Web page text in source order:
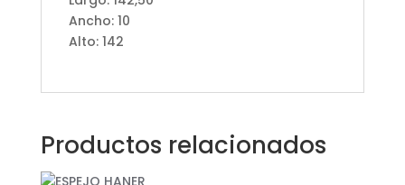
Ancho: 10
Alto: 142
Productos relacionados